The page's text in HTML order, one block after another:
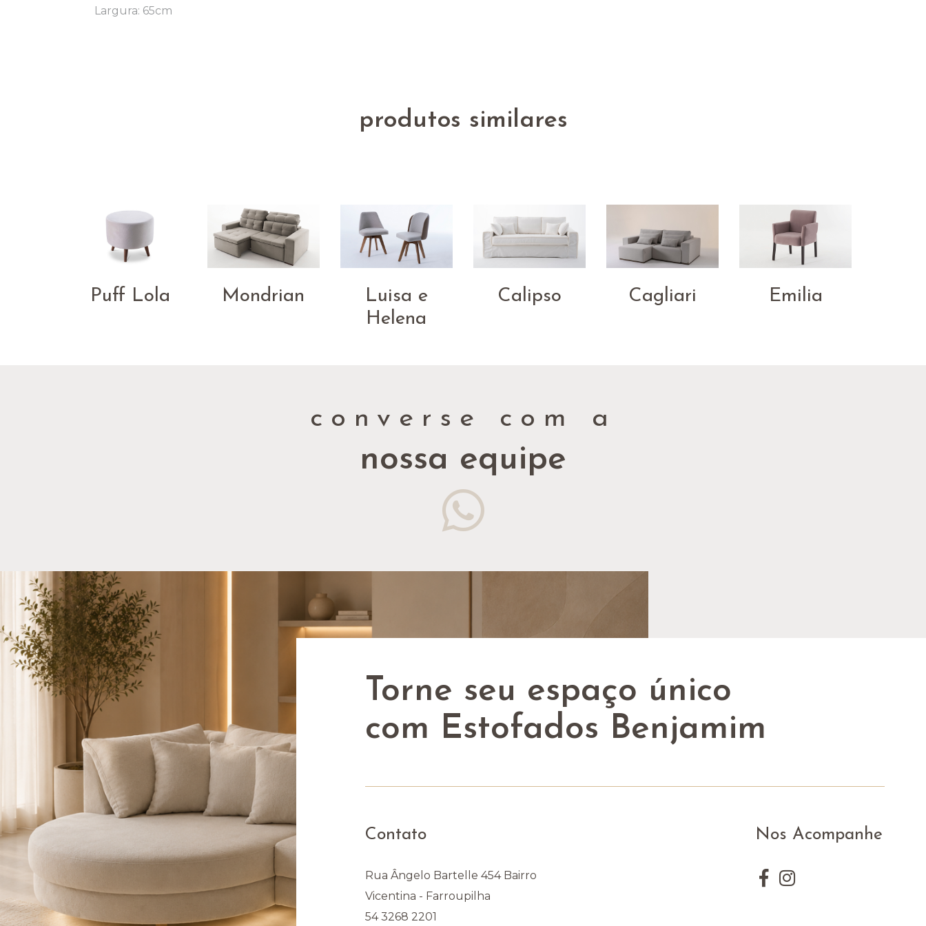
Largura: 65cm
produtos similares
Puff Lola Mondrian
Luisa e
Helena
Calipso Cagliari Emilia
converse com a
nossa equipe
Torne seu espaço único
com Estofados Benjamim
Contato
Rua Ângelo Bartelle 454 Bairro
Vicentina - Farroupilha
54 3268 2201
Nos Acompanhe